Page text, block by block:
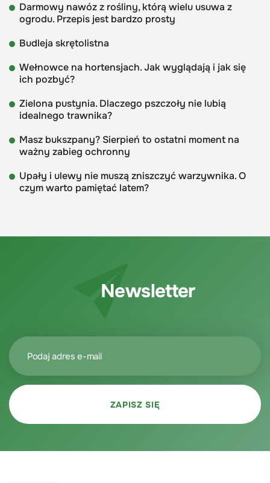
Darmowy nawóz z rośliny, którą wielu usuwa z
ogrodu. Przepis jest bardzo prosty
Budleja skrętolistna
Wełnowce na hortensjach. Jak wyglądają i jak się
ich pozbyć?
Zielona pustynia. Dlaczego pszczoły nie lubią
idealnego trawnika?
Masz bukszpany? Sierpień to ostatni moment na
ważny zabieg ochronny
Upały i ulewy nie muszą zniszczyć warzywnika. O
czym warto pamiętać latem?
Newsletter